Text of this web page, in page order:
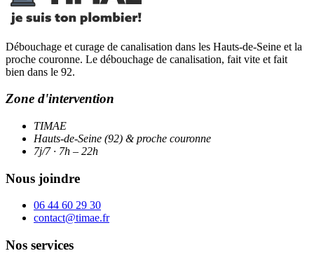
Débouchage et curage de canalisation dans les Hauts-de-Seine et la
proche couronne. Le débouchage de canalisation, fait vite et fait
bien dans le 92.
Zone d'intervention
TIMAE
Hauts-de-Seine (92) & proche couronne
7j/7 · 7h – 22h
Nous joindre
06 44 60 29 30
contact@timae.fr
Nos services